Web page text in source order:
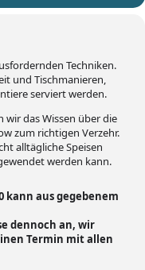
Techniken.
und Tischmanieren,
serviert werden.
das Wissen über die
zum richtigen Verzehr.
alltägliche Speisen
werden kann.
kann aus gegebenem
dennoch an, wir
Termin mit allen